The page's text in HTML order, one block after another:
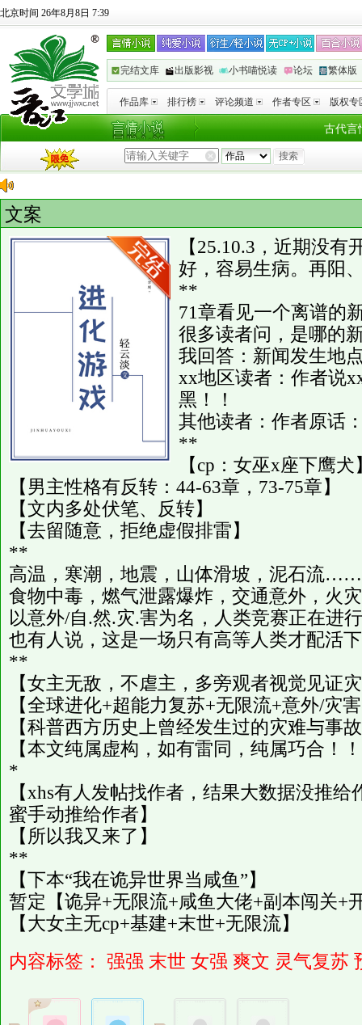
北京时间 26年8月8日 7:39
完结文库 出版影视 小书喵悦读 论坛 繁体版
作品库 排行榜 评论频道 作者专区 版权专
古代言
文案
【25.10.3，近期没
好，容易生病。再阳
**
71章看见一个离谱的
很多读者问，是哪的
我回答：新闻发生地
xx地区读者：作者说
黑！！
其他读者：作者原话
**
【cp：女巫x座下鹰犬
【男主性格有反转：44-63章，73-75章】
【文内多处伏笔、反转】
【去留随意，拒绝虚假排雷】
**
高温，寒潮，地震，山体滑坡，泥石流……
食物中毒，燃气泄露爆炸，交通意外，
以意外/自.然.灾.害为名，人类竞赛正在进
也有人说，这是一场只有高等人类才配活
**
【女主无敌，不虐主，多旁观者视觉见证
【全球进化+超能力复苏+无限流+意外/灾
【科普西方历史上曾经发生过的灾难与事
【本文纯属虚构，如有雷同，纯属巧合！
*
【xhs有人发帖找作者，结果大数据没推
蜜手动推给作者】
【所以我又来了】
**
【下本“我在诡异世界当咸鱼”】
暂定【诡异+无限流+咸鱼大佬+副本闯关+
【大女主无cp+基建+末世+无限流】
内容标签：
强强 末世 女强 爽文 灵气复苏